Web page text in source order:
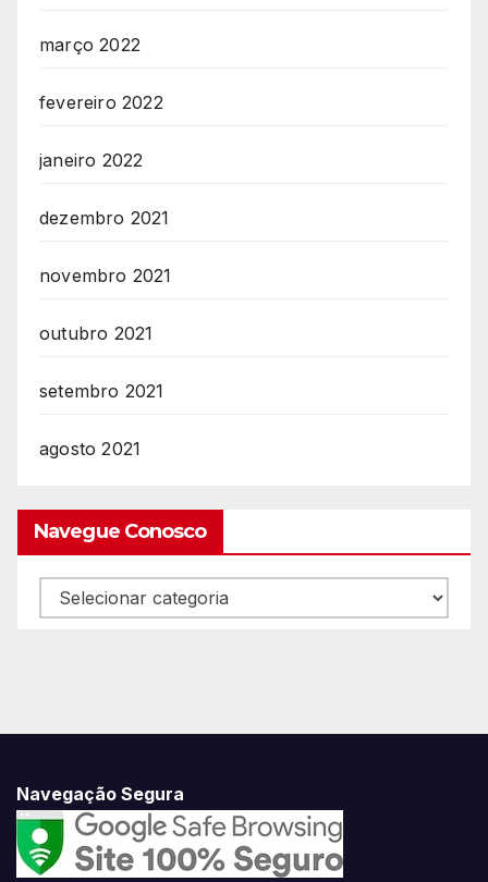
março 2022
fevereiro 2022
janeiro 2022
dezembro 2021
novembro 2021
outubro 2021
setembro 2021
agosto 2021
Navegue Conosco
Navegue
Conosco
Navegação Segura